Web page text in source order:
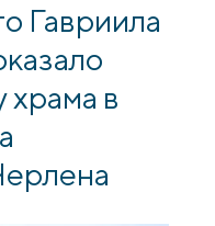
Гавриила
в